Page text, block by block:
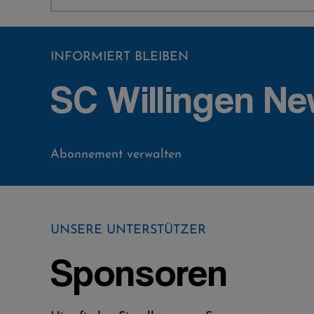
INFORMIERT BLEIBEN
SC Willingen
Abonnement verwalten
UNSERE UNTERSTÜTZER
Sponsoren